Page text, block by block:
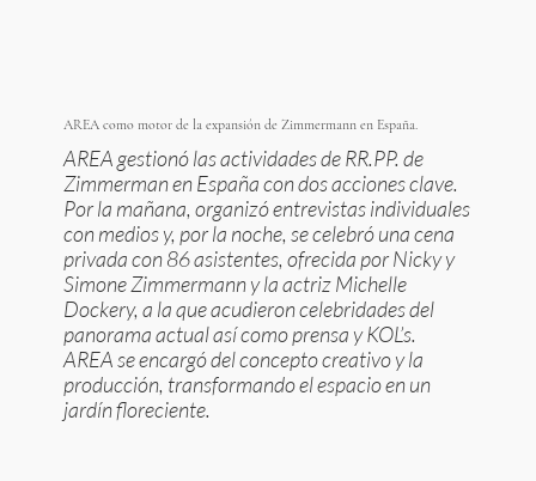
AREA como motor de la expansión de Zimmermann en España.
AREA gestionó las actividades de RR.PP. de
Zimmerman en España con dos acciones clave.
Por la mañana, organizó entrevistas individuales
con medios y, por la noche, se celebró una cena
privada con 86 asistentes, ofrecida por Nicky y
Simone Zimmermann y la actriz Michelle
Dockery, a la que acudieron celebridades del
panorama actual así como prensa y KOL’s.
AREA se encargó del concepto creativo y la
producción, transformando el espacio en un
jardín floreciente.